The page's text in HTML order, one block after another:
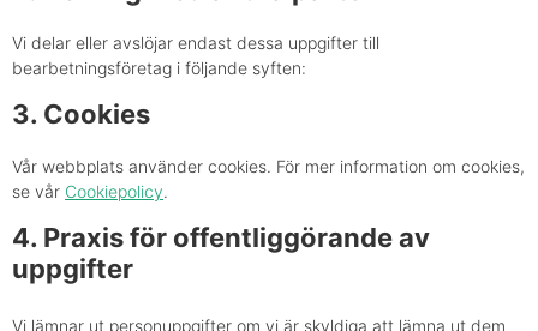
Vi delar eller avslöjar endast dessa uppgifter till
bearbetningsföretag i följande syften:
3. Cookies
Vår webbplats använder cookies. För mer information om cookies,
se vår Cookiepolicy.
4. Praxis för offentliggörande av
uppgifter
Vi lämnar ut personuppgifter om vi är skyldiga att lämna ut dem